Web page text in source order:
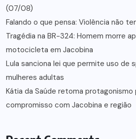
(07/08)
Falando o que pensa: Violência não
Tragédia na BR-324: Homem morre
motocicleta em Jacobina
Lula sanciona lei que permite uso de
mulheres adultas
Kátia da Saúde retoma
compromisso com Jacobina e região